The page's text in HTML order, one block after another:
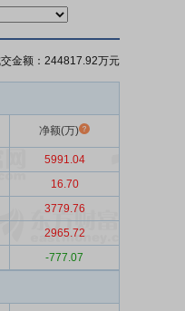
金额：244817.92万元
净额(万)
5991.04
16.70
3779.76
2965.72
-777.07